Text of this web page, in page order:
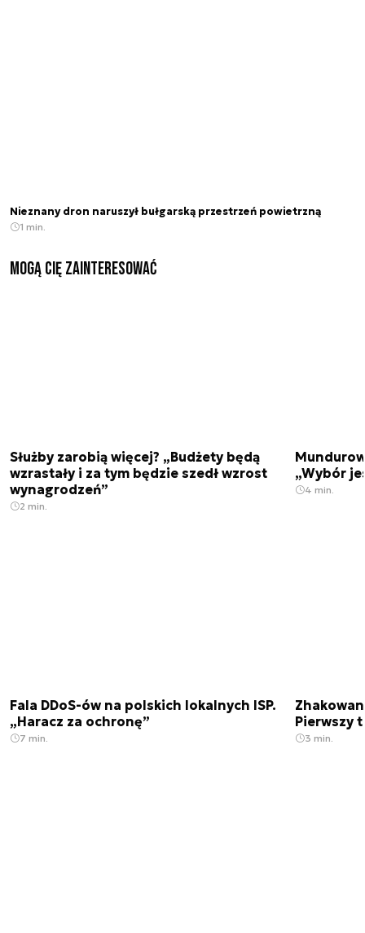
Nieznany dron naruszył bułgarską przestrzeń powietrzną
1 min.
Mogą Cię zainteresować
Służby zarobią więcej? „Budżety będą
wzrastały i za tym będzie szedł wzrost
wynagrodzeń”
2 min.
„Wybór
4 min.
Fala DDoS-ów na polskich lokalnych ISP.
„Haracz za ochronę”
7 min.
Pierwszy
3 min.